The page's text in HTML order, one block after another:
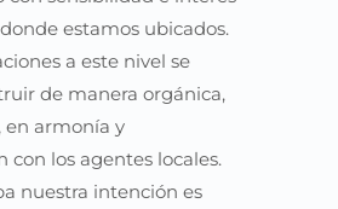
estamos ubicados.
a este nivel se
de manera orgánica,
en armonía y
con los agentes locales.
nuestra intención es